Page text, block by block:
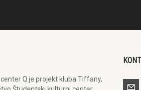
center Q je projekt kluba Tiffany,